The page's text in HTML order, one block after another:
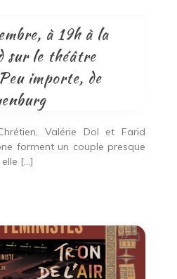
à 19h à la
sur le théâtre
importe, de
Valérie Dol et Farid
forment un couple presque
[…]